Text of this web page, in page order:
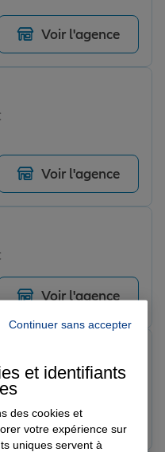
Voir l'agence
Voir l'agence
Voir l'agence
Voir l'agence
Continuer sans accepter
et identifiants
des cookies et
votre expérience sur
uniques servent à